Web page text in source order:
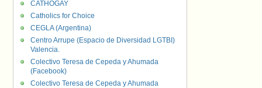
CATHOGAY
Catholics for Choice
CEGLA (Argentina)
Centro Arrupe (Espacio de Diversidad LGTBI)
Valencia.
Colectivo Teresa de Cepeda y Ahumada
(Facebook)
Colectivo Teresa de Cepeda y Ahumada